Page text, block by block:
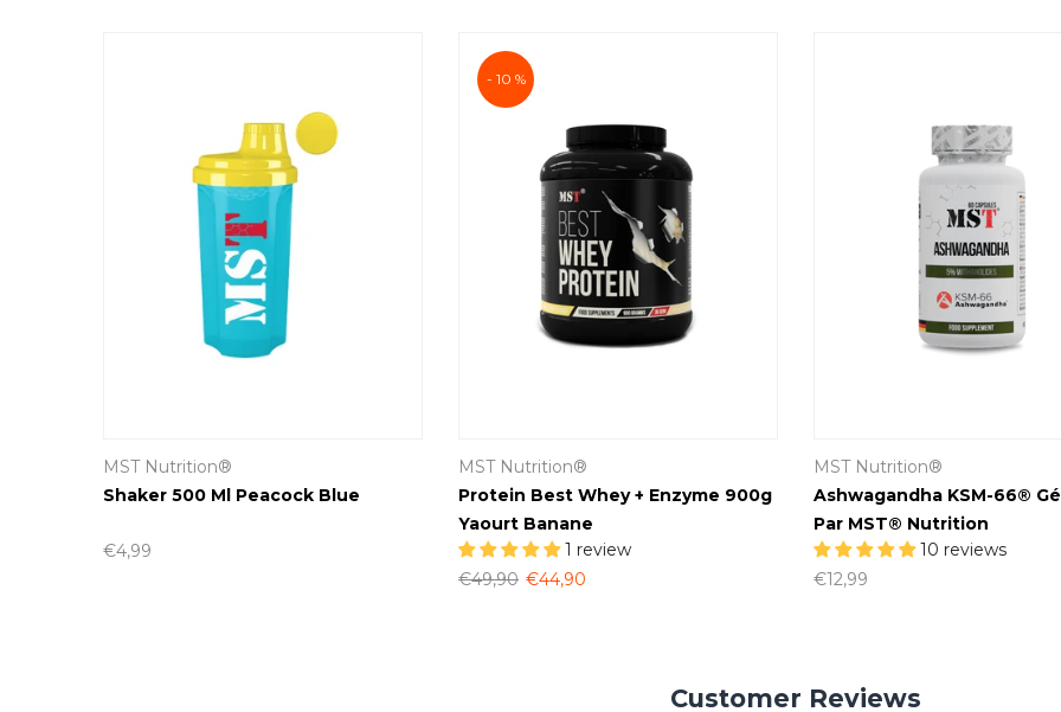
MST Nutrition®
Ashwagandha KSM-66®
Par MST® Nutrition
10 reviews
€12,99
MST Nutrition®
Shaker 500 Ml Peacock Blue
€4,99
- 10 %
MST Nutrition®
Protein Best Whey + Enzyme 900g
Yaourt Banane
1 review
€49,90 €44,90
Customer Reviews